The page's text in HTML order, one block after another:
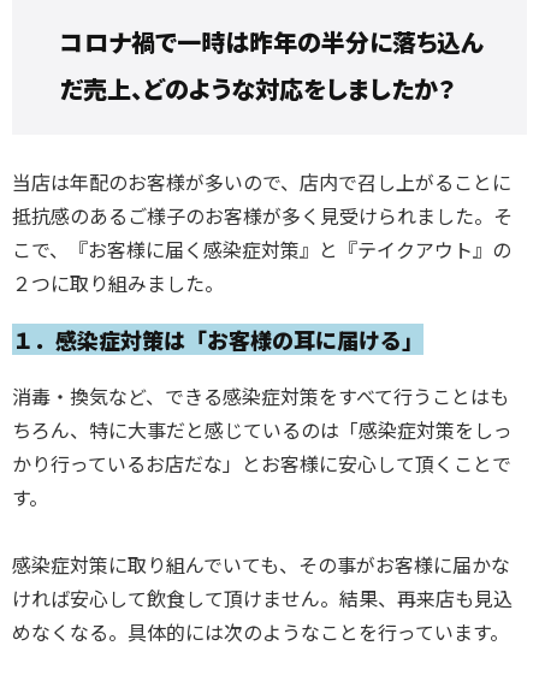
コロナ禍で一時は昨年の半分に落ち込ん
だ売上、どのような対応をしましたか？
当店は年配のお客様が多いので、店内で召し上がることに
抵抗感のあるご様子のお客様が多く見受けられました。そ
こで、『お客様に届く感染症対策』と『テイクアウト』の
２つに取り組みました。
１．感染症対策は「お客様の耳に届ける」
消毒・換気など、できる感染症対策をすべて行うことはも
ちろん、特に大事だと感じているのは「感染症対策をしっ
かり行っているお店だな」とお客様に安心して頂くことで
す。
感染症対策に取り組んでいても、その事がお客様に届かな
ければ安心して飲食して頂けません。結果、再来店も見込
めなくなる。具体的には次のようなことを行っています。